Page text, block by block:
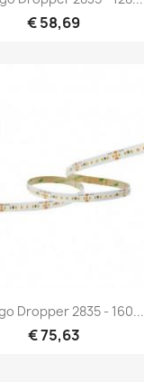
€ 58,69
Snel bekijken
Dropper 2835 - 160...
€ 75,63